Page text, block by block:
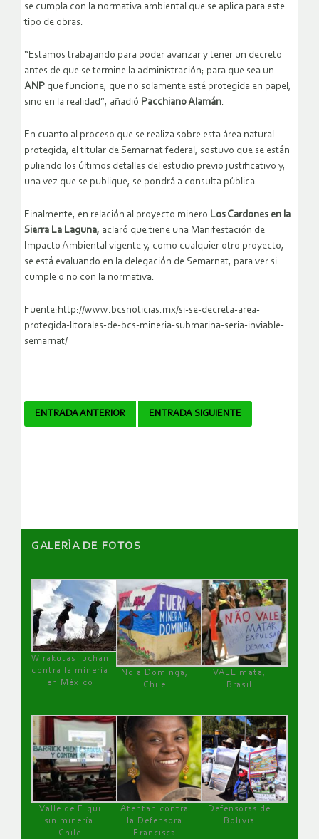
se cumpla con la normativa ambiental que se aplica para este
tipo de obras.
“Estamos trabajando para poder avanzar y tener un decreto
antes de que se termine la administración; para que sea un
ANP que funcione, que no solamente esté protegida en papel,
sino en la realidad”, añadió Pacchiano Alamán.
En cuanto al proceso que se realiza sobre esta área natural
protegida, el titular de Semarnat federal, sostuvo que se están
puliendo los últimos detalles del estudio previo justificativo y,
una vez que se publique, se pondrá a consulta pública.
Finalmente, en relación al proyecto minero Los Cardones en la
Sierra La Laguna, aclaró que tiene una Manifestación de
Impacto Ambiental vigente y, como cualquier otro proyecto,
se está evaluando en la delegación de Semarnat, para ver si
cumple o no con la normativa.
Fuente:http://www.bcsnoticias.mx/si-se-decreta-area-
protegida-litorales-de-bcs-mineria-submarina-seria-inviable-
semarnat/
Navegador
ENTRADA ANTERIOR ENTRADA SIGUIENTE
GALERÌA DE FOTOS
Wirakutas luchan
contra la minería
en México
No a Dominga,
Chile
VALE mata,
Brasil
Valle de Elqui
sin minería.
Chile
Atentan contra
la Defensora
Francisca
Defensoras de
Bolivia